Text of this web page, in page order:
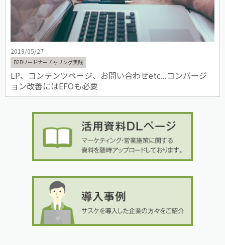
2019/05/27
B2Bリードナーチャリング実践
LP、コンテンツページ、お問い合わせetc...コンバージ
ョン改善にはEFOも必要